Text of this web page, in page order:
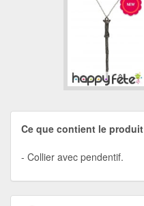
Ce que contient le produit
Collier avec pendentif.